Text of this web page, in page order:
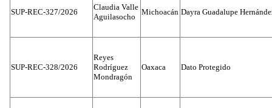
SUP-REC-327/2026
Claudia Valle
Aguilasocho
Michoacán Dayra Guadalupe
SUP-REC-328/2026
Reyes
Rodríguez
Mondragón
Oaxaca Dato Protegido